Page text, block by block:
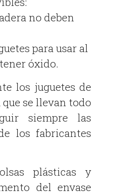
no deben
para usar al
óxido.
los juguetes de
se llevan todo
siempre las
los fabricantes
plásticas y
del envase